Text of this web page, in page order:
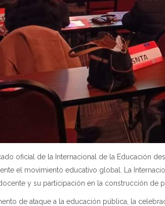
oficial de la Internacional de la Educación
el movimiento educativo global. La
y su participación en la construcción de
de ataque a la educación pública, la